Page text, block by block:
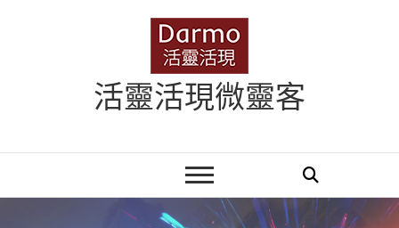
活靈活現微靈客